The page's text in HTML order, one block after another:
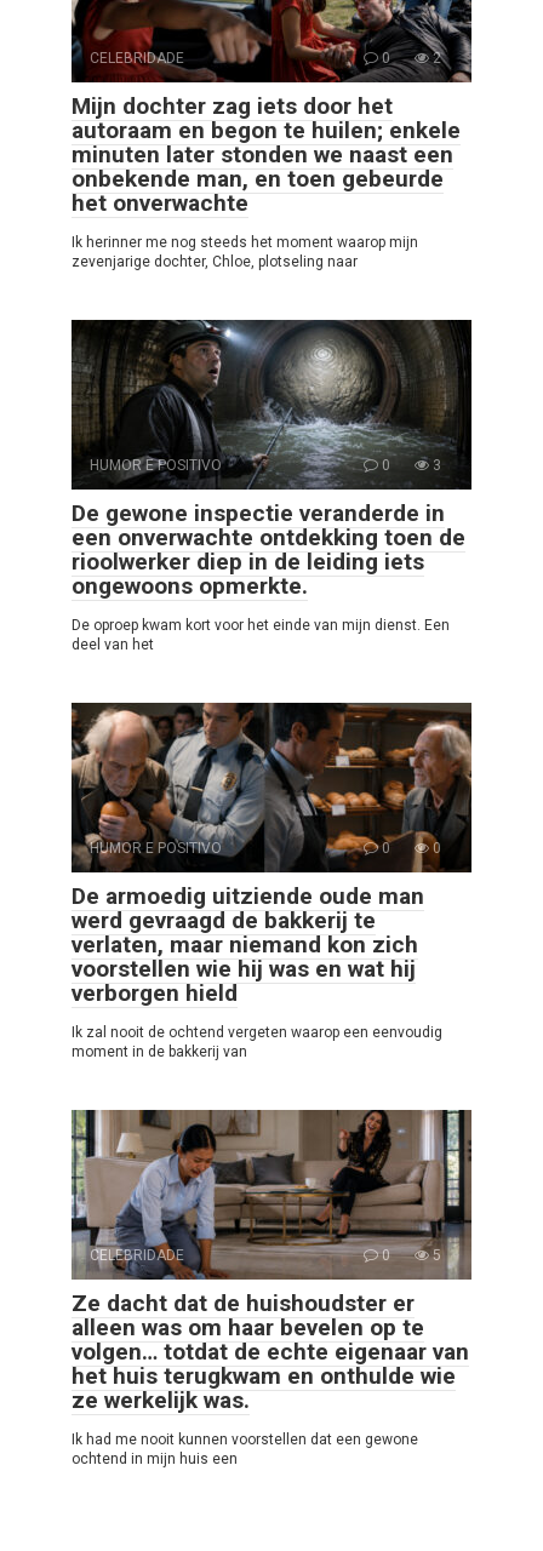
CELEBRIDADE 0 2
Mijn dochter zag iets door het
autoraam en begon te huilen; enkele
minuten later stonden we naast een
onbekende man, en toen gebeurde
het onverwachte
Ik herinner me nog steeds het moment waarop mijn
zevenjarige dochter, Chloe, plotseling naar
HUMOR E POSITIVO 0 3
De gewone inspectie veranderde in
een onverwachte ontdekking toen de
rioolwerker diep in de leiding iets
ongewoons opmerkte.
De oproep kwam kort voor het einde van mijn dienst. Een
deel van het
HUMOR E POSITIVO 0 0
De armoedig uitziende oude man
werd gevraagd de bakkerij te
verlaten, maar niemand kon zich
voorstellen wie hij was en wat hij
verborgen hield
Ik zal nooit de ochtend vergeten waarop een eenvoudig
moment in de bakkerij van
CELEBRIDADE 0 5
Ze dacht dat de huishoudster er
alleen was om haar bevelen op te
volgen… totdat de echte eigenaar van
het huis terugkwam en onthulde wie
ze werkelijk was.
Ik had me nooit kunnen voorstellen dat een gewone
ochtend in mijn huis een